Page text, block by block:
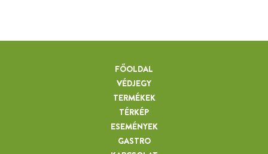
FŐOLDAL
VÉDJEGY
TERMÉKEK
TÉRKÉP
ESEMÉNYEK
GASTRO